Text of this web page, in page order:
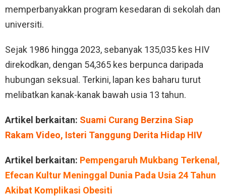
memperbanyakkan program kesedaran di sekolah dan
universiti.
Sejak 1986 hingga 2023, sebanyak 135,035 kes HIV
direkodkan, dengan 54,365 kes berpunca daripada
hubungan seksual. Terkini, lapan kes baharu turut
melibatkan kanak-kanak bawah usia 13 tahun.
Artikel berkaitan: Suami Curang Berzina Siap
Rakam Video, Isteri Tanggung Derita Hidap HIV
Artikel berkaitan: Pempengaruh Mukbang Terkenal,
Efecan Kultur Meninggal Dunia Pada Usia 24 Tahun
Akibat Komplikasi Obesiti